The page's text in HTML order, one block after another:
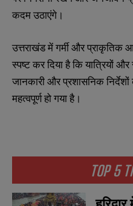
TOP 5
कदम उठाएंगे।
उत्तराखंड में गर्मी और प्राकृतिक
स्पष्ट कर दिया है कि यात्रियों और
जानकारी और प्रशासनिक निर्देशों
महत्वपूर्ण हो गया है।